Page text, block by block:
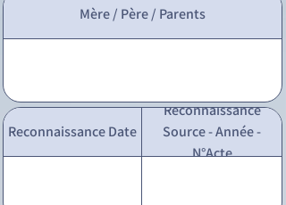
Mère / Père / Parents
Reconnaissance Date
Reconnaissance
Source - Année -
N°Acte